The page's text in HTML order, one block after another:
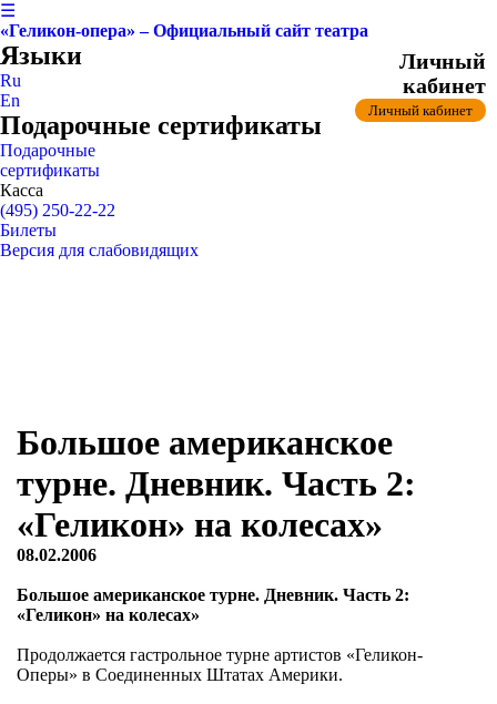
☰
«Геликон-опера» – Официальный сайт театра
Языки
Ru
En
Подарочные сертификаты
Подарочные
сертификаты
Касса
(495) 250-22-22
Личный
кабинет
Личный кабинет
Билеты
Версия для слабовидящих
Большое американское
турне. Дневник. Часть 2:
«Геликон» на колесах»
08.02.2006
Большое американское турне. Дневник. Часть 2:
«Геликон» на колесах»
Продолжается гастрольное турне артистов «Геликон-
Оперы» в Соединенных Штатах Америки.